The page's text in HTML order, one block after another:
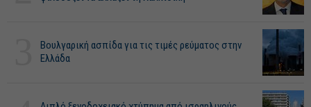
Βουλγαρική ασπίδα για τις τιμές ρεύματος στην
Ελλάδα